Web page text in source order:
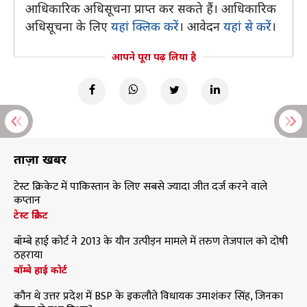
आधिकारिक अधिसूचना प्राप्त कर सकते हैं। आधिकारिक
अधिसूचना के लिए यहां क्लिक करें। आवेदन यहां से करें।
आपने पूरा पढ़ लिया है
ताज़ा खबरें
टेस्ट क्रिकेट में पाकिस्तान के लिए सबसे ज्यादा जीत दर्ज करने वाले
कप्तान
टेस्ट क्रिकेट
बॉम्बे हाई कोर्ट ने 2013 के यौन उत्पीड़न मामले में तरुण तेजपाल को दोषी
ठहराया
बॉम्बे हाई कोर्ट
कौन थे उत्तर प्रदेश में BSP के इकलौते विधायक उमाशंकर सिंह, जिनका